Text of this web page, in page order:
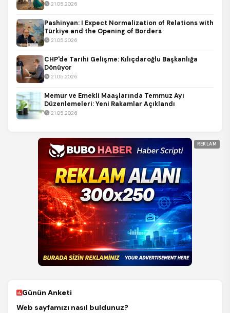
21.05.2026
Pashinyan: I Expect Normalization of Relations with
Türkiye and the Opening of Borders
21.05.2026
CHP'de Tarihi Gelişme: Kılıçdaroğlu Başkanlığa
Dönüyor
21.05.2026
Memur ve Emekli Maaşlarında Temmuz Ayı
Düzenlemeleri: Yeni Rakamlar Açıklandı
21.05.2026
REKLAM
Günün Anketi
Web sayfamızı nasıl buldunuz?